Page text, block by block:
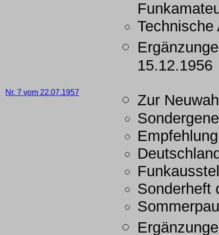
Technische
15.12.1956
Nr. 7 vom 22.07.1957
Zur
Sonderheft